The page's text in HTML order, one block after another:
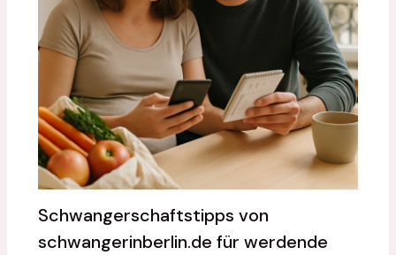
Schwangerschaftstipps von
schwangerinberlin.de für werdende